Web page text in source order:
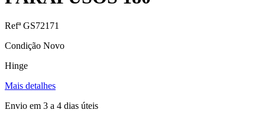
RefªGS72171
Condição Novo
Hinge
Mais detalhes
Envio em 3 a 4 dias úteis